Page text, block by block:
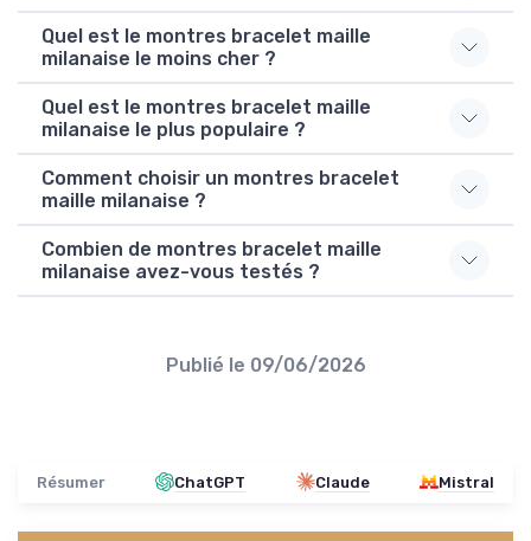
Quel est le montres bracelet maille
milanaise le moins cher ?
Quel est le montres bracelet maille
milanaise le plus populaire ?
Comment choisir un montres bracelet
maille milanaise ?
Combien de montres bracelet maille
milanaise avez-vous testés ?
Publié le 09/06/2026
Résumer ChatGPT Claude Mistral